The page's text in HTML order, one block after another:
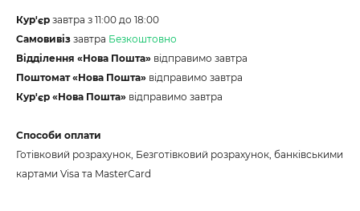
Кур'єр завтра з 11:00 до 18:00
Самовивіз завтра Безкоштовно
Відділення «Нова Пошта» відправимо завтра
Поштомат «Нова Пошта» відправимо завтра
Кур'єр «Нова Пошта» відправимо завтра
Способи оплати
Готівковий розрахунок, Безготівковий розрахунок, банківськими
картами Visa та MasterCard